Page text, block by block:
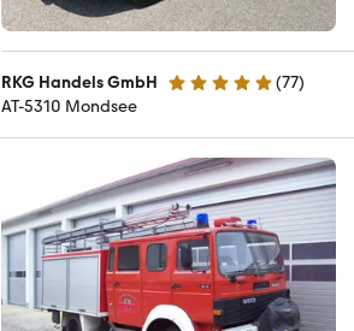
RKG Handels GmbH 5 Sterne (77)
AT-5310 Mondsee